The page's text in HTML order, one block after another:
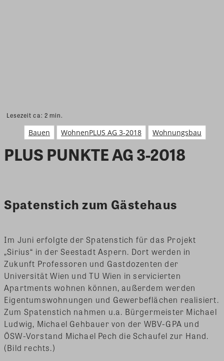
Lesezeit ca: 2 min.
Bauen WohnenPLUS AG 3-2018 Wohnungsbau
PLUS PUNKTE AG 3-2018
Spatenstich zum Gästehaus
Im Juni erfolgte der Spatenstich für das Projekt
„Sirius“ in der Seestadt Aspern. Dort werden in
Zukunft Professoren und Gastdozenten der
Universität Wien und TU Wien in servicierten
Apartments wohnen können, außerdem werden
Eigentumswohnungen und Gewerbeflächen realisiert.
Zum Spatenstich nahmen u.a. Bürgermeister Michael
Ludwig, Michael Gehbauer von der WBV-GPA und
ÖSW-Vorstand Michael Pech die Schaufel zur Hand.
(Bild rechts.)